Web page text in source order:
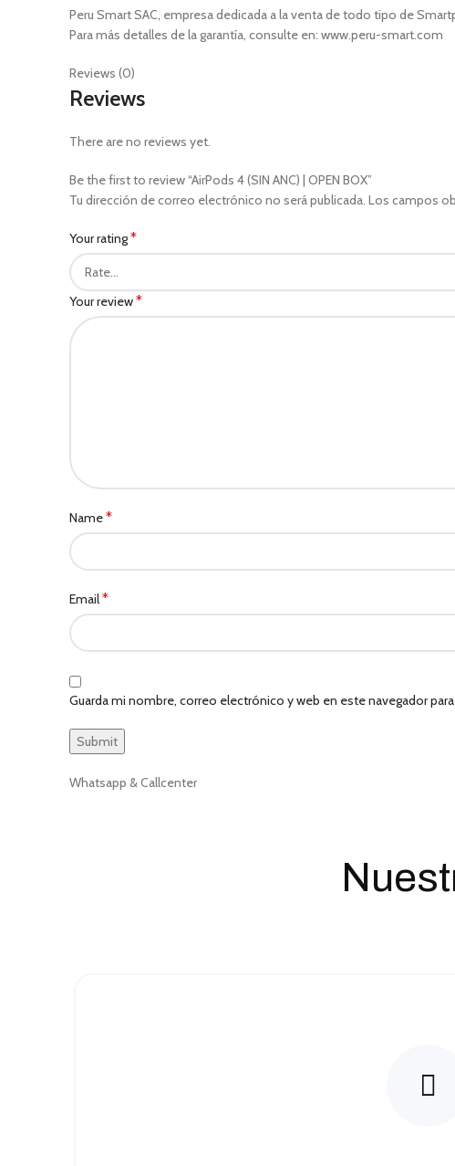
Peru Smart SAC, empresa dedicada a la venta de todo tipo de
Para más detalles de la garantía, consulte en: www.peru-smart.com
Reviews (0)
Reviews
There are no reviews yet.
Be the first to review “AirPods 4 (SIN ANC) | OPEN BOX”
Tu dirección de correo electrónico no será publicada. Los campos
Your rating*
Your review*
Name*
Email*
Guarda mi nombre, correo electrónico y web en este navegador
Whatsapp & Callcenter